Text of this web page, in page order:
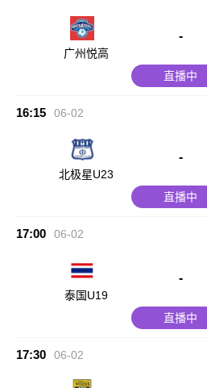
广州悦高
-
直播中
16:15 06-02
北极星U23
-
直播中
17:00 06-02
泰国U19
-
直播中
17:30 06-02